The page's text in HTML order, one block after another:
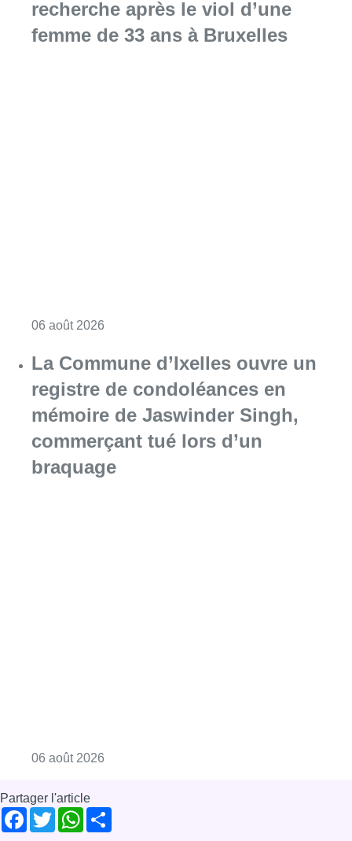
recherche après le viol d’une
femme de 33 ans à Bruxelles
06 août 2026
La Commune d’Ixelles ouvre un
registre de condoléances en
mémoire de Jaswinder Singh,
commerçant tué lors d’un
braquage
06 août 2026
Partager l'article
Facebook
TwitterWhatsApp